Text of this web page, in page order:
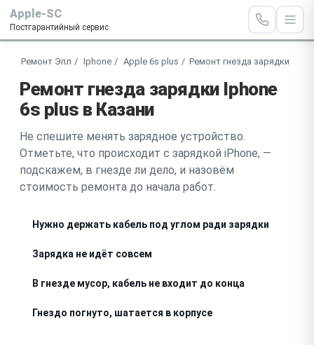
Apple-SC
Постгарантийный сервис
Ремонт Эпл Iphone Apple 6s plus Ремонт гнезда зарядки
Ремонт гнезда зарядки Iphone
6s plus в Казани
Не спешите менять зарядное устройство.
Отметьте, что происходит с зарядкой iPhone, —
подскажем, в гнезде ли дело, и назовём
стоимость ремонта до начала работ.
Нужно держать кабель под углом ради зарядки
Зарядка не идёт совсем
В гнезде мусор, кабель не входит до конца
Гнездо погнуто, шатается в корпусе